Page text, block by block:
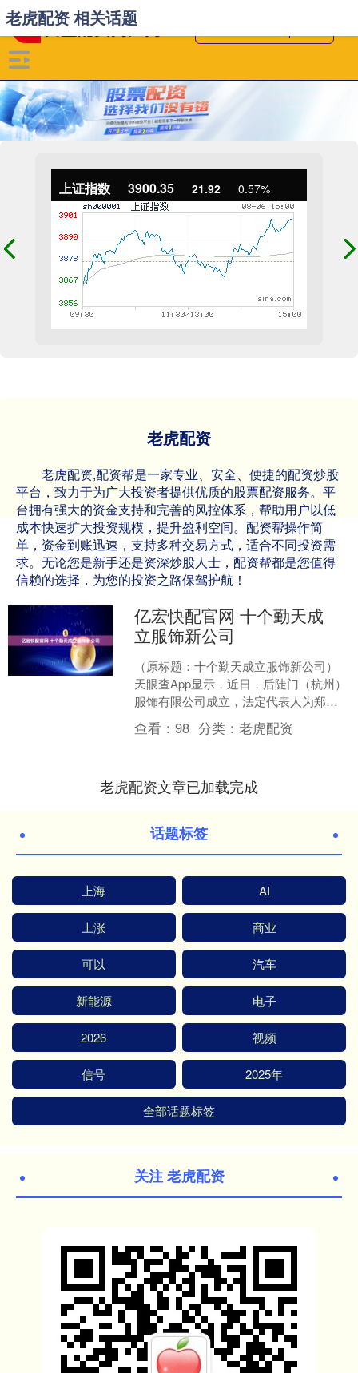
上证指数 3900.35 21.92 0.57%
老虎配资
老虎配资,配资帮是一家专业、安全、便捷的配资炒股
平台，致力于为广大投资者提供优质的股票配资服务。平
台拥有强大的资金支持和完善的风控体系，帮助用户以低
成本快速扩大投资规模，提升盈利空间。配资帮操作简
单，资金到账迅速，支持多种交易方式，适合不同投资需
求。无论您是新手还是资深炒股人士，配资帮都是您值得
信赖的选择，为您的投资之路保驾护航！
老虎配资 相关话题
亿宏快配官网 十个勤天成
立服饰新公司
（原标题：十个勤天成立服饰新公司）
天眼查App显示，近日，后陡门（杭州）
服饰有限公司成立，法定代表人为郑晓
丹，注册资本100万人民币，经营范围含
服装制造、服饰....
查看：98 分类：老虎配资
老虎配资文章已加载完成
话题标签
上海 AI
上涨 商业
可以 汽车
新能源 电子
2026 视频
信号 2025年
全部话题标签
关注 老虎配资